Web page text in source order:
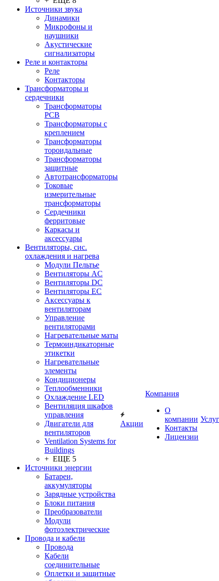
Источники звука
Динамики
Микрофоны и
наушники
Акустические
сигнализаторы
Реле и контакторы
Реле
Контакторы
Трансформаторы и
сердечники
Трансформаторы
PCB
Трансформаторы с
креплением
Трансформаторы
тороидальные
Трансформаторы
защитные
Автотрансформаторы
Токовые
измерительные
трансформаторы
Сердечники
ферритовые
Каркасы и
аксессуары
Вентиляторы, сис.
охлаждения и нагрева
Модули Пельтье
Вентиляторы AC
Вентиляторы DC
Вентиляторы EC
Аксессуары к
вентиляторам
Управление
вентиляторами
Нагревательные маты
Термоиндикаторные
этикетки
Нагревательные
элементы
Кондиционеры
Теплообменники
Охлаждение LED
Вентиляция шкафов
управления
Двигатели для
вентиляторов
Ventilation Systems for
Buildings
+ ЕЩЕ 5
Источники энергии
Батареи,
аккумуляторы
Зарядные устройства
Блоки питания
Преобразователи
Модули
фотоэлектрические
Провода и кабели
Провода
Кабели
соединительные
Оплетки и защитные
Акции
Компания
О
компании
Контакты
Лицензии